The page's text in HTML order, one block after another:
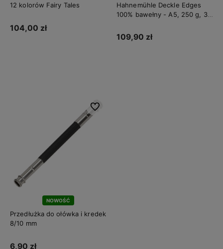
12 kolorów Fairy Tales
104,00 zł
Hahnemühle Deckle Edges
100% bawełny - A5, 250 g, 30
109,90 zł
NOWOŚĆ
Przedłużka do ołówka i kredek
8/10 mm
6,90 zł
Do ulubionych